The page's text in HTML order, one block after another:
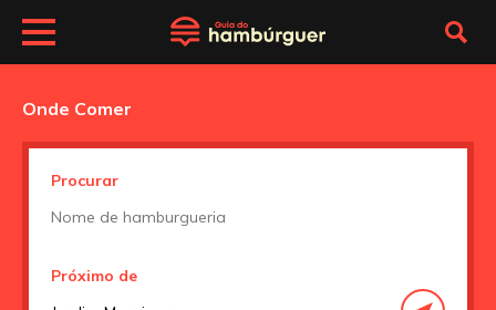
Onde Comer
Procurar
Próximo de